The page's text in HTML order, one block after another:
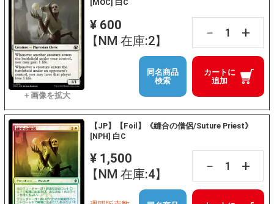
[MOC] 白C
¥ 600
【NM 在庫:2】
－ +
カートに
追加
同名商品
検索
【JP】【Foil】《縫合の僧侶/Suture Priest》
[NPH] 白C
¥ 1,500
【NM 在庫:4】
－ +